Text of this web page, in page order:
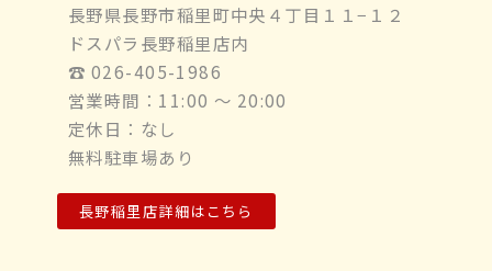
長野県長野市稲里町中央４丁目１１−１２
ドスパラ長野稲里店内
☎︎ 026-405-1986
営業時間：11:00 ～ 20:00
定休日：なし
無料駐車場あり
長野稲里店詳細はこちら